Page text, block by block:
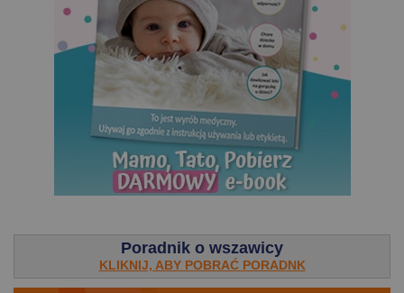
Poradnik o wszawicy
KLIKNIJ, ABY POBRAĆ PORADNK